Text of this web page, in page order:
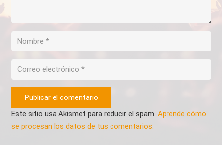
Publicar el comentario
Este sitio usa Akismet para reducir el spam. Aprende cómo
se procesan los datos de tus comentarios.